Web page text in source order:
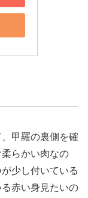
甲羅の裏側を確
らかい肉なの
少し付いている
赤い身見たいの